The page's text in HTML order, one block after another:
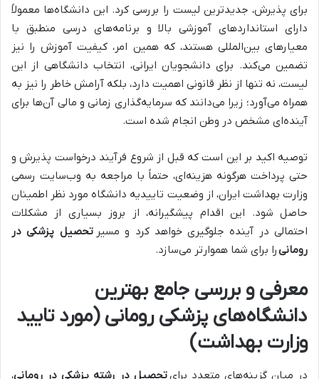
برای پذیرش، جدیدترین لیست را بررسی کرد. این دانشگاه‌ها معمولاً
دارای استانداردهای آموزشی بالا و برنامه‌های درسی منطبق با
معیارهای بین‌المللی هستند، که همین امر، کیفیت آموزش را نیز
تضمین می‌کند. برای دانشجویان ایرانی، انتخاب دانشگاهی از این
لیست، نه تنها از نظر قانونی اهمیت دارد، بلکه آرامش خاطر را نیز به
همراه می‌آورد؛ زیرا می‌دانند که سرمایه‌گذاری زمانی و مالی آن‌ها برای
آینده‌ای مشخص در وطن انجام شده است.
توصیه اکید بر این است که قبل از شروع فرآیند درخواست پذیرش و
حتی پرداخت هرگونه هزینه‌ای، حتماً با مراجعه به وب‌سایت رسمی
وزارت بهداشت ایران، از وضعیت تاییدیه دانشگاه مورد نظر اطمینان
حاصل شود. این اقدام پیشگیرانه، از بروز بسیاری از مشکلات
احتمالی در آینده جلوگیری خواهد کرد و مسیر تحصیل پزشکی در
رومانیرا برای شما هموارتر می‌سازد.
معرفی و بررسی جامع بهترین
دانشگاه‌های پزشکی رومانی (مورد تایید
وزارت بهداشت)
در میان گزینه‌های متعدد برایتحصیل در رشته پزشکی در رومانی،